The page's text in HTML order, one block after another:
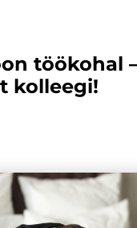
töökohal
kolleegi!